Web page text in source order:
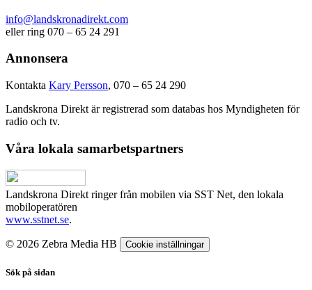
info@landskronadirekt.com
eller ring 070 – 65 24 291
Annonsera
Kontakta Kary Persson, 070 – 65 24 290
Landskrona Direkt är registrerad som databas hos Myndigheten för
radio och tv.
Våra lokala samarbetspartners
Landskrona Direkt ringer från mobilen via SST Net, den lokala
mobiloperatören
www.sstnet.se.
© 2026 Zebra Media HB Cookie inställningar
Sök på sidan